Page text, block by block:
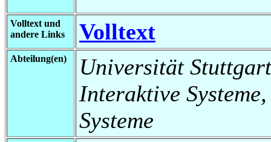
Volltext und
andere Links
Volltext
Abteilung(en)
Universität
Interaktive
Systeme